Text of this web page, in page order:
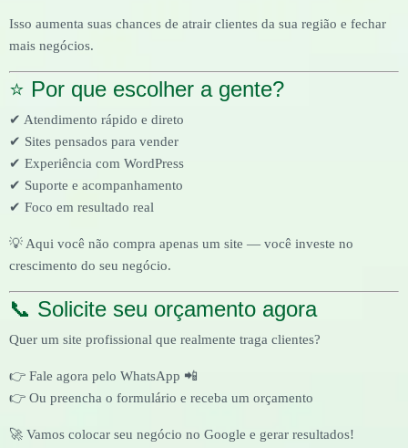
Isso aumenta suas chances de atrair clientes da sua região e fechar
mais negócios.
⭐ Por que escolher a gente?
✔ Atendimento rápido e direto
✔ Sites pensados para vender
✔ Experiência com WordPress
✔ Suporte e acompanhamento
✔ Foco em resultado real
💡 Aqui você não compra apenas um site — você investe no
crescimento do seu negócio.
📞 Solicite seu orçamento agora
Quer um site profissional que realmente traga clientes?
👉 Fale agora pelo WhatsApp 📲
👉 Ou preencha o formulário e receba um orçamento
🚀 Vamos colocar seu negócio no Google e gerar resultados!